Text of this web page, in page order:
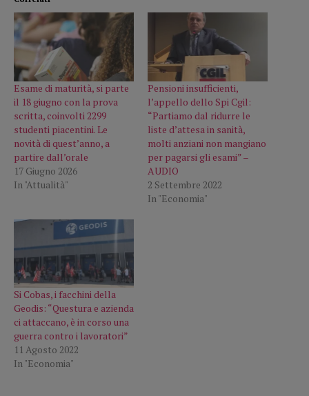
Esame di maturità, si parte
il 18 giugno con la prova
scritta, coinvolti 2299
studenti piacentini. Le
novità di quest’anno, a
partire dall’orale
17 Giugno 2026
In "Attualità"
Pensioni insufficienti,
l’appello dello Spi Cgil:
“Partiamo dal ridurre le
liste d’attesa in sanità,
molti anziani non mangiano
per pagarsi gli esami” –
AUDIO
2 Settembre 2022
In "Economia"
Si Cobas, i facchini della
Geodis: “Questura e azienda
ci attaccano, è in corso una
guerra contro i lavoratori”
11 Agosto 2022
In "Economia"